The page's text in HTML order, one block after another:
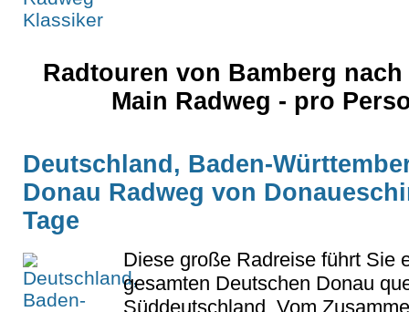
Radtouren von Bamberg
Main Radweg - pro
Deutschland, Baden-
Donau Radweg von
Tage
Diese große Radreise führt Sie
gesamten Deutschen Donau
Süddeutschland. Vom